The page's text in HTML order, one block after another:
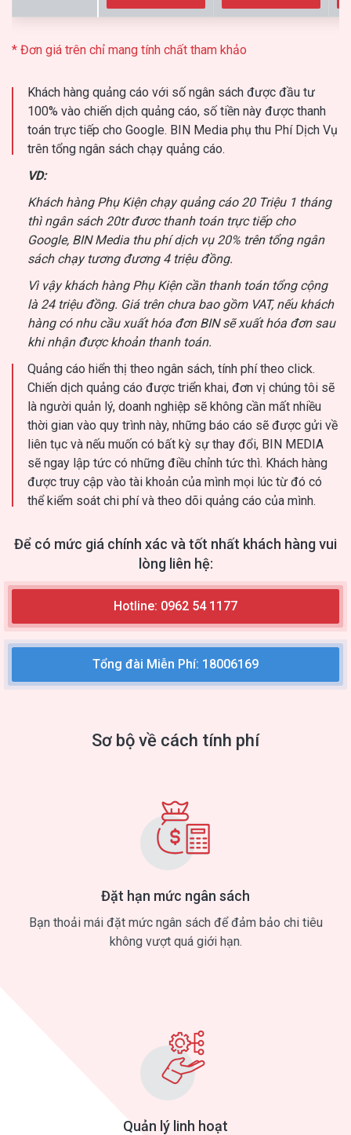
* Đơn giá trên chỉ mang tính chất tham khảo
Khách hàng quảng cáo với số ngân sách được đầu tư
100% vào chiến dịch quảng cáo, số tiền này được thanh
toán trực tiếp cho Google. BIN Media phụ thu Phí Dịch Vụ
trên tổng ngân sách chạy quảng cáo.
VD:
Khách hàng Phụ Kiện chạy quảng cáo 20 Triệu 1 tháng
thì ngân sách 20tr đươc thanh toán trực tiếp cho
Google, BIN Media thu phí dịch vụ 20% trên tổng ngân
sách chạy tương đương 4 triệu đồng.
Vì vậy khách hàng Phụ Kiện cần thanh toán tổng cộng
là 24 triệu đồng. Giá trên chưa bao gồm VAT, nếu khách
hàng có nhu cầu xuất hóa đơn BIN sẽ xuất hóa đơn sau
khi nhận được khoản thanh toán.
Quảng cáo hiển thị theo ngân sách, tính phí theo click.
Chiến dịch quảng cáo được triển khai, đơn vị chúng tôi sẽ
là người quản lý, doanh nghiệp sẽ không cần mất nhiều
thời gian vào quy trình này, những báo cáo sẽ được gửi về
liên tục và nếu muốn có bất kỳ sự thay đổi, BIN MEDIA
sẽ ngay lập tức có những điều chỉnh tức thì. Khách hàng
được truy cập vào tài khoản của mình mọi lúc từ đó có
thể kiểm soát chi phí và theo dõi quảng cáo của mình.
Để có mức giá chính xác và tốt nhất khách hàng vui
lòng liên hệ:
Hotline: 0962 54 1177
Tổng đài Miễn Phí: 18006169
Sơ bộ về cách tính phí
Đặt hạn mức ngân sách
Bạn thoải mái đặt mức ngân sách để đảm bảo chi tiêu
không vượt quá giới hạn.
Quản lý linh hoạt